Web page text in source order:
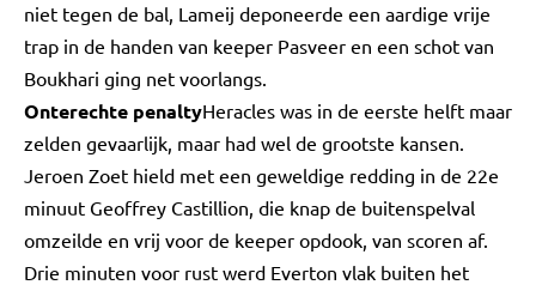
niet tegen de bal, Lameij deponeerde een aardige vrije
trap in de handen van keeper Pasveer en een schot van
Boukhari ging net voorlangs.
Onterechte penaltyHeracles was in de eerste helft maar
zelden gevaarlijk, maar had wel de grootste kansen.
Jeroen Zoet hield met een geweldige redding in de 22e
minuut Geoffrey Castillion, die knap de buitenspelval
omzeilde en vrij voor de keeper opdook, van scoren af.
Drie minuten voor rust werd Everton vlak buiten het